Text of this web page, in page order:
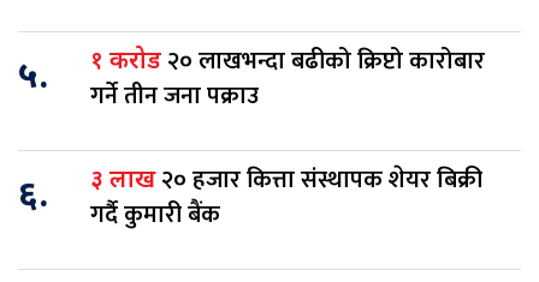
५. १ करोड २० लाखभन्दा बढीको क्रिप्टो कारोबार
गर्ने तीन जना पक्राउ
६. ३ लाख२० हजार कित्ता संस्थापक शेयर बिक्री
गर्दै कुमारी बैंक